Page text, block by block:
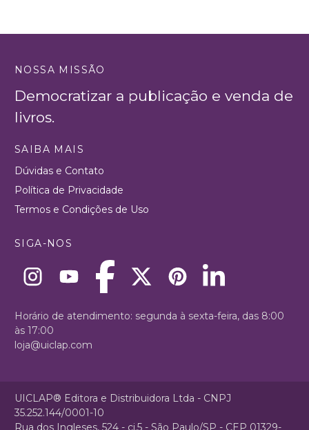
NOSSA MISSÃO
Democratizar a publicação e venda de
livros.
SAIBA MAIS
Dúvidas e Contato
Política de Privacidade
Termos e Condições de Uso
SIGA-NOS
Horário de atendimento: segunda à sexta-feira, das 8:00
às 17:00
loja@uiclap.com
UICLAP® Editora e Distribuidora Ltda - CNPJ
35.252.144/0001-10
Rua dos Ingleses, 524 - cj.5 - São Paulo/SP - CEP 01329-